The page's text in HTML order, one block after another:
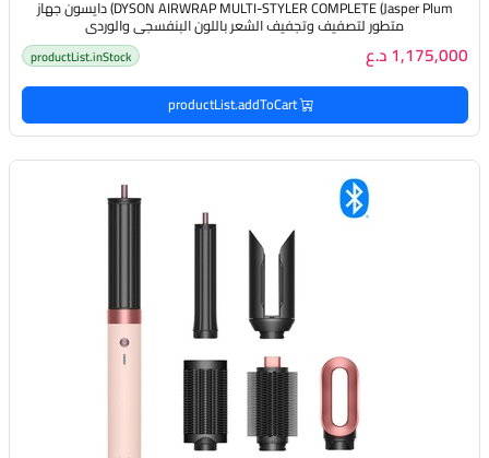
DYSON AIRWRAP MULTI-STYLER COMPLETE (Jasper Plum) دايسون جهاز
متطور لتصفيف وتجفيف الشعر باللون البنفسجي والوردي
1,175,000 د.ع productList.inStock
productList.addToCart